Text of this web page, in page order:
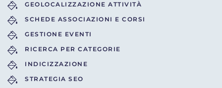
GEOLOCALIZZAZIONE ATTIVITÀ
SCHEDE ASSOCIAZIONI E CORSI
GESTIONE EVENTI
RICERCA PER CATEGORIE
INDICIZZAZIONE
STRATEGIA SEO